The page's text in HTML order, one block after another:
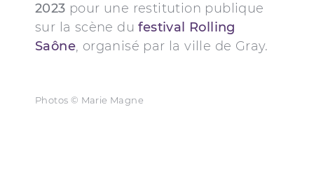
2023 pour une restitution publique
sur la scène dufestival Rolling
Saône, organisé par la ville de Gray.
Photos © Marie Magne